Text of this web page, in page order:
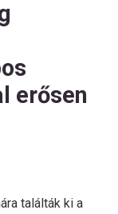
erősen
találták ki a